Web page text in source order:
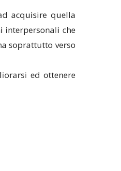
acquisire quella
interpersonali che
soprattutto verso
ed ottenere